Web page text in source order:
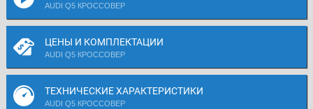
AUDI Q5 КРОССОВЕР
ЦЕНЫ И КОМПЛЕКТАЦИИ
AUDI Q5 КРОССОВЕР
ТЕХНИЧЕСКИЕ ХАРАКТЕРИСТИКИ
AUDI Q5 КРОССОВЕР